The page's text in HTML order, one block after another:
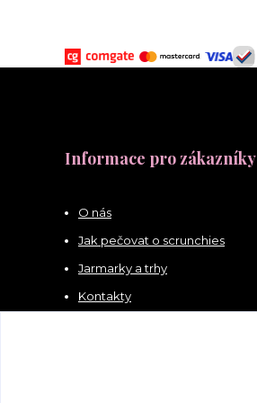
Informace pro zákazníky
O nás
Jak pečovat o scrunchies
Jarmarky a trhy
Kontakty